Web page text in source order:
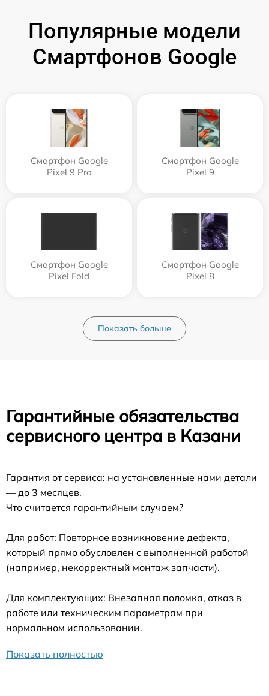
Популярные модели
Смартфонов Google
Смартфон Google
Pixel 9 Pro
Смартфон Google
Pixel 9
Смартфон Google
Pixel Fold
Смартфон Google
Pixel 8
Показать больше
Гарантийные обязательства
сервисного центра в Казани
Гарантия от сервиса: на установленные нами детали
— до 3 месяцев.
Что считается гарантийным случаем?
Для работ: Повторное возникновение дефекта,
который прямо обусловлен с выполненной работой
(например, некорректный монтаж запчасти).
Для комплектующих: Внезапная поломка, отказ в
работе или техническим параметрам при
нормальном использовании.
Показать полностью